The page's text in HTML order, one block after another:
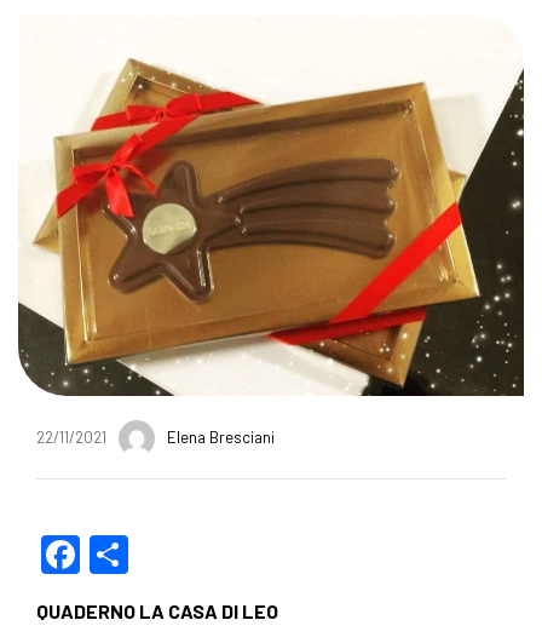
22/11/2021 Elena Bresciani
F
a
c
o
n
QUADERNO LA CASA DI LEO